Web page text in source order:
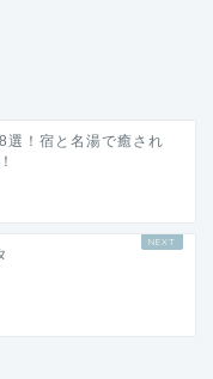
選！宿と名湯で癒され